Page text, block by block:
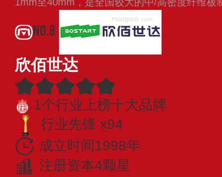
NO.8
欣佰世达
1个行业上榜十大品牌
行业先锋 x94
成立时间1998年
注册资本4颗星